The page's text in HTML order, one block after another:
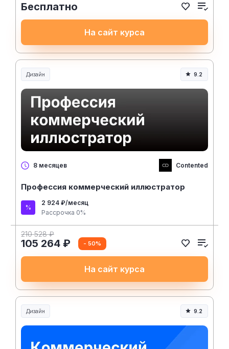
Бесплатно
На сайт курса
Дизайн 9.2
8 месяцев Contented
Профессия коммерческий иллюстратор
2 924 ₽/месяц
Рассрочка 0%
210 528 ₽
105 264 ₽ - 50%
На сайт курса
Дизайн 9.2